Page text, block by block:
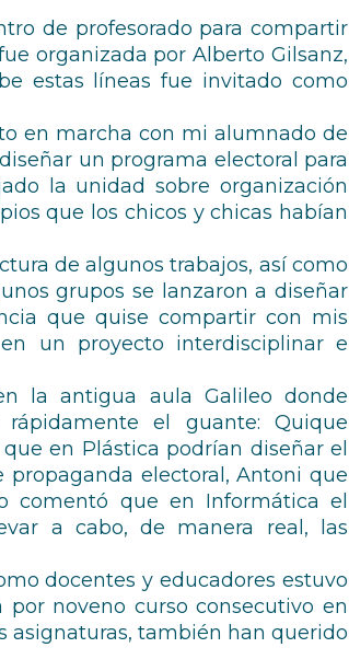
de profesorado para compartir
organizada por Alberto Gilsanz,
estas líneas fue invitado como
en marcha con mi alumnado de
un programa electoral para
la unidad sobre organización
que los chicos y chicas habían
de algunos trabajos, así como
grupos se lanzaron a diseñar
que quise compartir con mis
un proyecto interdisciplinar e
la antigua aula Galileo donde
rápidamente el guante: Quique
en Plástica podrían diseñar el
electoral, Antoni que
comentó que en Informática el
a cabo, de manera real, las
docentes y educadores estuvo
noveno curso consecutivo en
asignaturas, también han querido